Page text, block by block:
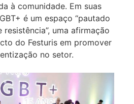
à comunidade. Em suas
é um espaço “pautado
uma afirmação
do Festuris em promover
no setor.